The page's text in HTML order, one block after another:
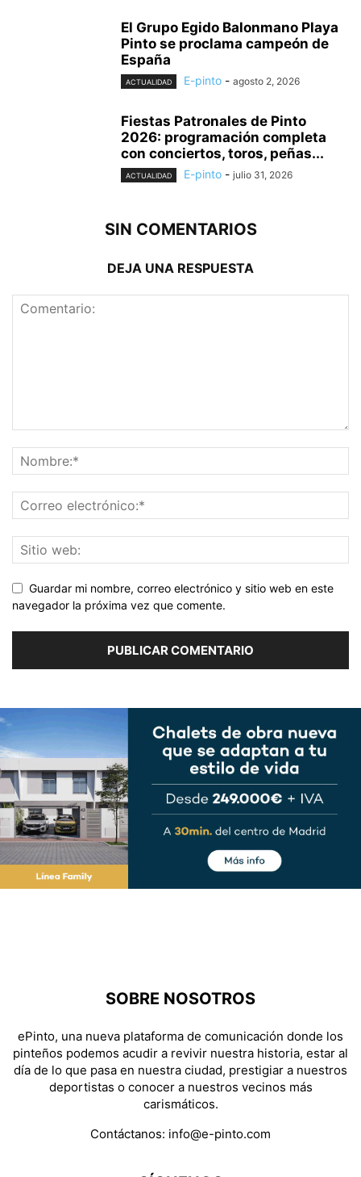
El Grupo Egido Balonmano Playa
Pinto se proclama campeón de
España
ACTUALIDAD E-pinto - agosto 2, 2026
Fiestas Patronales de Pinto
2026: programación completa
con conciertos, toros, peñas...
ACTUALIDAD E-pinto - julio 31, 2026
SIN COMENTARIOS
DEJA UNA RESPUESTA
Guardar mi nombre, correo electrónico y sitio web en este
navegador la próxima vez que comente.
SOBRE NOSOTROS
ePinto, una nueva plataforma de comunicación donde los
pinteños podemos acudir a revivir nuestra historia, estar al
día de lo que pasa en nuestra ciudad, prestigiar a nuestros
deportistas o conocer a nuestros vecinos más
carismáticos.
Contáctanos: info@e-pinto.com